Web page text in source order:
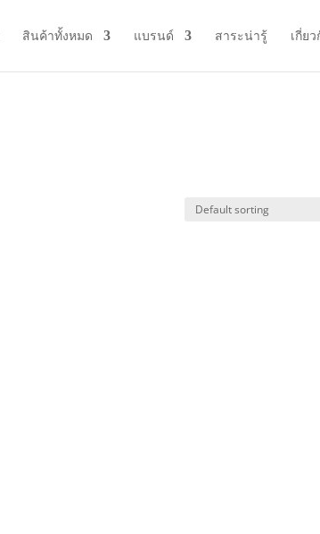
สินค้าทั้งหมด แบรนด์ สาระน่ารู้ เกี่ยว